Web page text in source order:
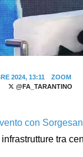
2024, 13:11
ZOOM
@FA_TARANTINO
con
tra